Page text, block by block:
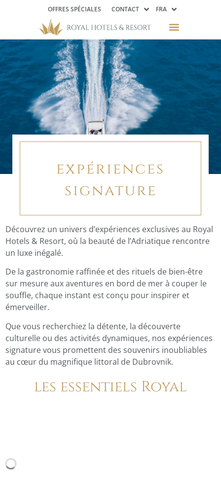
OFFRES SPÉCIALES CONTACT FRA
expériences
signature
Découvrez un univers d’expériences exclusives au Royal
Hotels & Resort, où la beauté de l’Adriatique rencontre
un luxe inégalé.
De la gastronomie raffinée et des rituels de bien-être
sur mesure aux aventures en bord de mer à couper le
souffle, chaque instant est conçu pour inspirer et
émerveiller.
Que vous recherchiez la détente, la découverte
culturelle ou des activités dynamiques, nos expériences
signature vous promettent des souvenirs inoubliables
au cœur du magnifique littoral de Dubrovnik.
les essentiels Royal